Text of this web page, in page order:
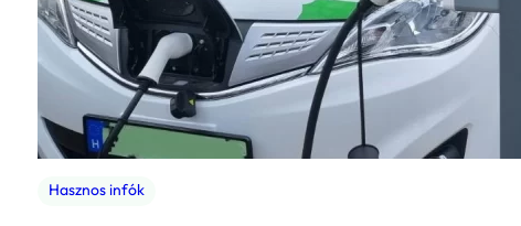
Hasznos infók